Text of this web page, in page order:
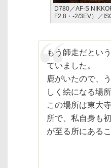
D780／AF-S
F2.8・-2/3EV）／
もう師走だとい
ていました。
鹿がいたので、
しく絵になる場
この場所は東大
所で、私自身も
が至る所にある